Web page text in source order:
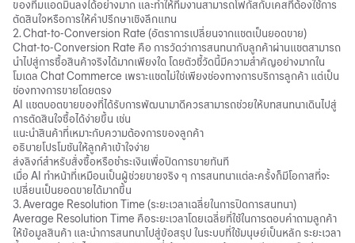
ของทีมแอดมินลงได้อย่างมาก และทำให้ทีมงานสามารถโฟกัสกับเคสที่ต้องใช้การ
ตัดสินใจหรือการให้คำปรึกษาเชิงลึกแทน
2. Chat-to-Conversion Rate (อัตราการเปลี่ยนจากแชตเป็นยอดขาย)
Chat-to-Conversion Rate คือ การวัดว่าการสนทนากับลูกค้าผ่านแชตสามารถ
นำไปสู่การซื้อสินค้าจริงได้มากเพียงใด โดยตัวชี้วัดนี้มีความสำคัญอย่างมากใน
โมเดล Chat Commerce เพราะแชตไม่ใช่เพียงช่องทางการบริการลูกค้า แต่เป็น
ช่องทางการขายโดยตรง
AI แชตบอตขายของที่ได้รับการพัฒนามาดีควรสามารถช่วยให้บทสนทนาเดินไปสู่
การตัดสินใจซื้อได้ง่ายขึ้น เช่น
แนะนำสินค้าที่เหมาะกับความต้องการของลูกค้า
อธิบายโปรโมชันให้ลูกค้าเข้าใจง่าย
ส่งลิงก์สำหรับสั่งซื้อหรือชำระเงินเพื่อปิดการขายทันที
เมื่อ AI ทำหน้าที่เหมือนเป็นผู้ช่วยขายจริง ๆ การสนทนาแต่ละครั้งก็มีโอกาสที่จะ
เปลี่ยนเป็นยอดขายได้มากขึ้น
3. Average Resolution Time (ระยะเวลาเฉลี่ยในการปิดการสนทนา)
Average Resolution Time คือระยะเวลาโดยเฉลี่ยที่ใช้ในการตอบคำถามลูกค้า
ให้ข้อมูลสินค้า และนำการสนทนาไปสู่ข้อสรุป ในระบบที่ใช้มนุษย์เป็นหลัก ระยะเวลา